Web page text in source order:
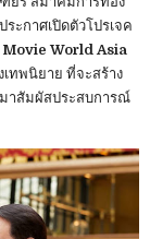
ะกาศเปิดตัวโปรเจค
Movie World Asia
เทพนิยาย ที่จะสร้าง
มาสัมผัสประสบการณ์